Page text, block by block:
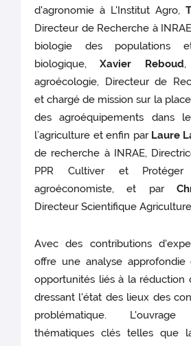
d'agronomie à L'Institut Agro,
Directeur de Recherche à
biologie des
biologique,Xavier Reboud,
agroécologie, Directeur de
et chargé de mission sur la
des agroéquipements dans
l’agriculture et enfin par Laure
de recherche à INRAE,
PPR Cultiver et
agroéconomiste, et par
Directeur Scientifique
Avec des contributions
offre une analyse
opportunités liés à la réduction
dressant l'état des lieux des
problématique.
thématiques clés telles que